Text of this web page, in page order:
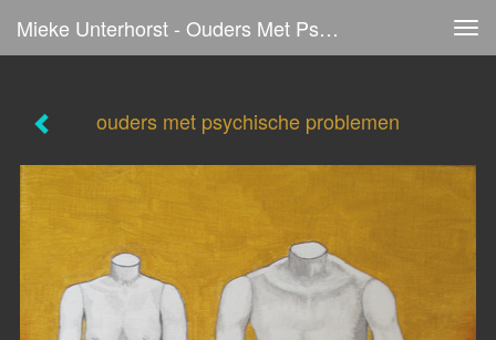
Mieke Unterhorst - Ouders Met Psychische Problemen
ouders met psychische problemen